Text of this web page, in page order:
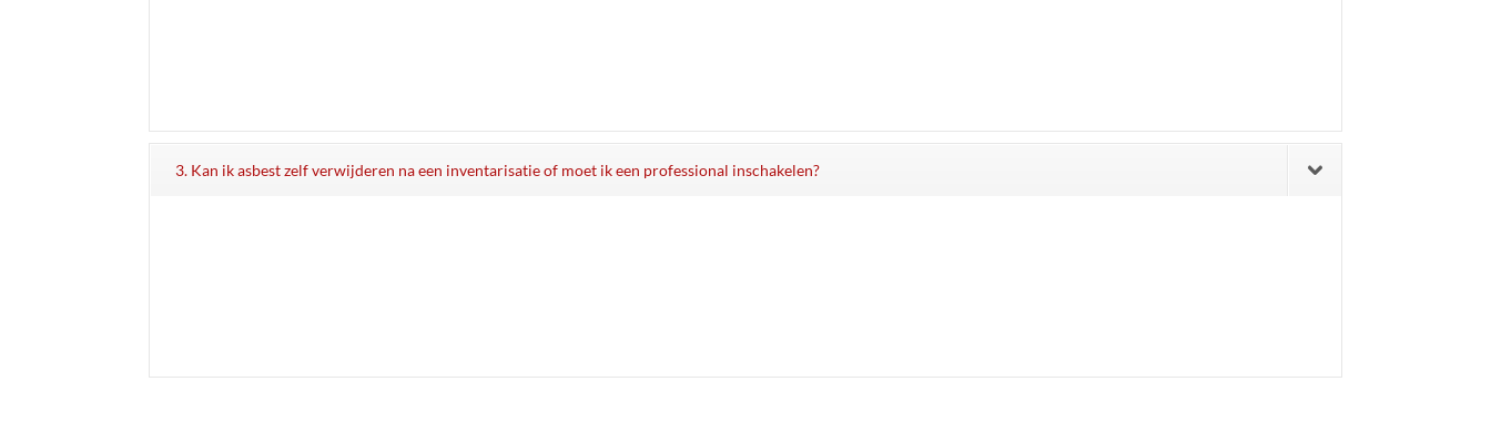
3. Kan ik asbest zelf verwijderen na een inventarisatie of moet ik een professional inschakelen?